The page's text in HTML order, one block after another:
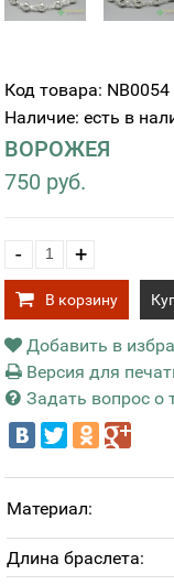
Код товара: NB0054
Наличие: есть в
ВОРОЖЕЯ
750 руб.
- +
В корзину
Добавить в
Версия для
Задать вопрос о
Материал:
Длина браслета: